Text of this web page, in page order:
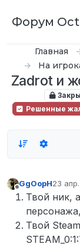
Форум
Главная
На
Zadrot и
Решенные
Не в сети
GgOopH23
Твой ник,
Твой